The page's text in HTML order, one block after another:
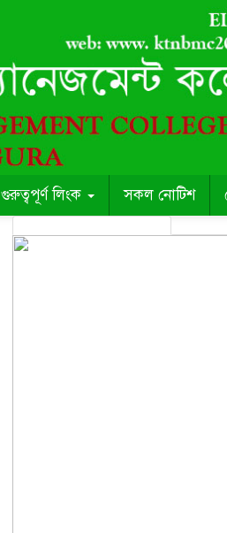
গুরুত্বপূর্ণ লিংক সকল নোটিশ